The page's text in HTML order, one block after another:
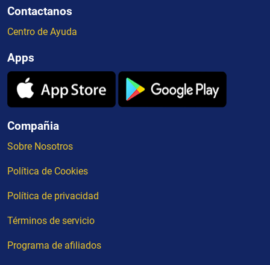
Contactanos
Centro de Ayuda
Apps
Compañia
Sobre Nosotros
Política de Cookies
Política de privacidad
Términos de servicio
Programa de afiliados